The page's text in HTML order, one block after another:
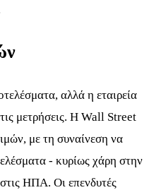
αλλά η εταιρεία
μετρήσεις. Η Wall Street
με τη συναίνεση να
- κυρίως χάρη στην
ΗΠΑ. Οι επενδυτές